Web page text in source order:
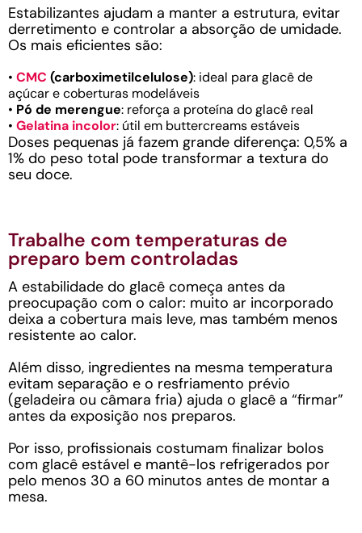
Estabilizantes ajudam a manter a estrutura, evitar
derretimento e controlar a absorção de umidade.
Os mais eficientes são:
• CMC (carboximetilcelulose): ideal para glacê de
açúcar e coberturas modeláveis
• Pó de merengue: reforça a proteína do glacê real
• Gelatina incolor: útil em buttercreams estáveis
Doses pequenas já fazem grande diferença: 0,5% a
1% do peso total pode transformar a textura do
seu doce.
Trabalhe com temperaturas de
preparo bem controladas
A estabilidade do glacê começa antes da
preocupação com o calor: muito ar incorporado
deixa a cobertura mais leve, mas também menos
resistente ao calor.
Além disso, ingredientes na mesma temperatura
evitam separação e o resfriamento prévio
(geladeira ou câmara fria) ajuda o glacê a “firmar”
antes da exposição nos preparos.
Por isso, profissionais costumam finalizar bolos
com glacê estável e mantê-los refrigerados por
pelo menos 30 a 60 minutos antes de montar a
mesa.